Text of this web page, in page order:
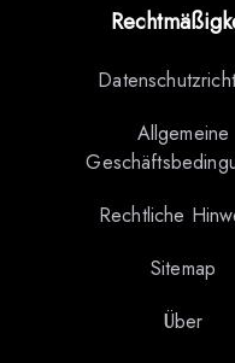
Allgemeine
Rechtliche
Sitemap
Über